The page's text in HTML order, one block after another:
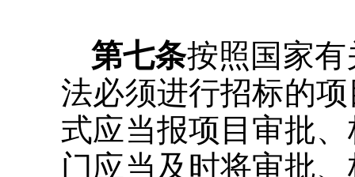
第七条按照国家
法必须进行招标的
式应当报项目审批
门应当及时将审批